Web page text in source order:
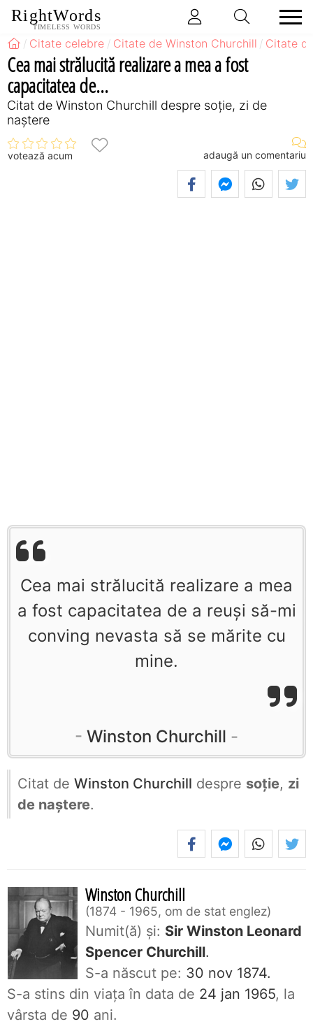
RightWords
TIMELESS WORDS
Citate celebre Citate de Winston Churchill Citate
Cea mai strălucită realizare a mea a fost
capacitatea de...
Citat de Winston Churchill despre soție, zi de
naștere
votează acum adaugă un comentariu
Cea mai strălucită realizare a mea
a fost capacitatea de a reuşi să-mi
conving nevasta să se mărite cu
mine.
Winston Churchill
Citat de Winston Churchill despre soție, zi
de naștere.
Winston Churchill
1874 - 1965, om de stat englez
Numit(ă) și: Sir Winston Leonard
Spencer Churchill.
S-a născut pe: 30 nov 1874.
S-a stins din viaţa în data de 24 jan 1965, la
vârsta de 90 ani.